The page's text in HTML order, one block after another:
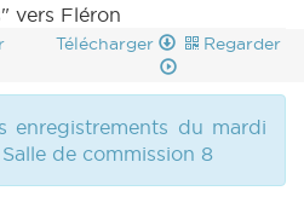
vers Fléron
Télécharger Regarder
enregistrements du mardi
de commission 8